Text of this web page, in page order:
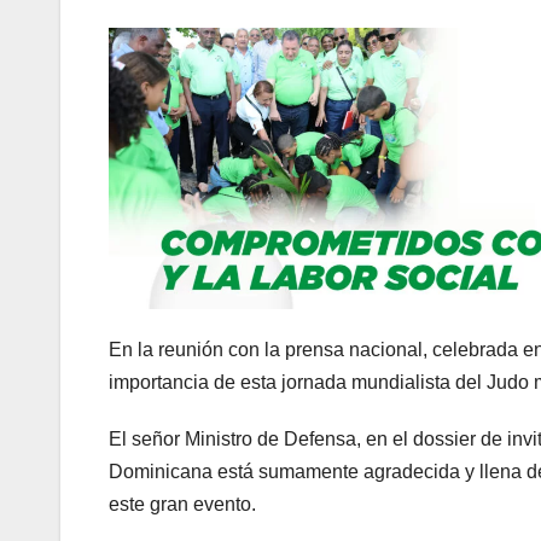
En la reunión con la prensa nacional, celebrada
importancia de esta jornada mundialista del
El señor Ministro de Defensa, en el dossier de
Dominicana está sumamente agradecida y llena
este gran evento.